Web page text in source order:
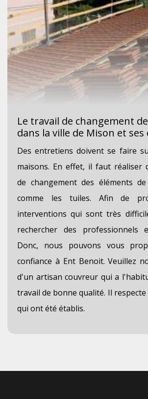
Le travail de changement
dans la ville de Mison et
Des entretiens doivent se faire
maisons. En effet, il faut réaliser
de changement des éléments
comme les tuiles. Afin de
interventions qui sont très
rechercher des professionnels
Donc, nous pouvons vous
confiance à Ent Benoit. Veuillez
d'un artisan couvreur qui a
travail de bonne qualité. Il respecte
qui ont été établis.